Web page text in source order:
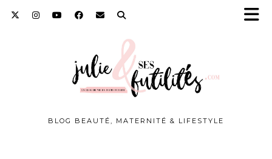
BLOG BEAUTÉ, MATERNITÉ & LIFESTYLE